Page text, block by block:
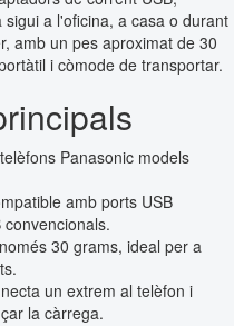
a l'oficina, a casa o durant
amb un pes aproximat de 30
i còmode de transportar.
Panasonic models
amb ports USB
30 grams, ideal per a
un extrem al telèfon i
la càrrega.